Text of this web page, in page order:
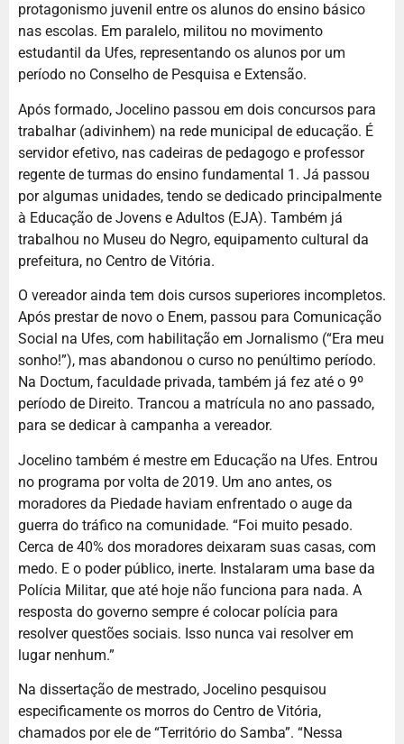
protagonismo juvenil entre os alunos do ensino básico
nas escolas. Em paralelo, militou no movimento
estudantil da Ufes, representando os alunos por um
período no Conselho de Pesquisa e Extensão.
Após formado, Jocelino passou em dois concursos para
trabalhar (adivinhem) na rede municipal de educação. É
servidor efetivo, nas cadeiras de pedagogo e professor
regente de turmas do ensino fundamental 1. Já passou
por algumas unidades, tendo se dedicado principalmente
à Educação de Jovens e Adultos (EJA). Também já
trabalhou no Museu do Negro, equipamento cultural da
prefeitura, no Centro de Vitória.
O vereador ainda tem dois cursos superiores incompletos.
Após prestar de novo o Enem, passou para Comunicação
Social na Ufes, com habilitação em Jornalismo (“Era meu
sonho!”), mas abandonou o curso no penúltimo período.
Na Doctum, faculdade privada, também já fez até o 9º
período de Direito. Trancou a matrícula no ano passado,
para se dedicar à campanha a vereador.
Jocelino também é mestre em Educação na Ufes. Entrou
no programa por volta de 2019. Um ano antes, os
moradores da Piedade haviam enfrentado o auge da
guerra do tráfico na comunidade. “Foi muito pesado.
Cerca de 40% dos moradores deixaram suas casas, com
medo. E o poder público, inerte. Instalaram uma base da
Polícia Militar, que até hoje não funciona para nada. A
resposta do governo sempre é colocar polícia para
resolver questões sociais. Isso nunca vai resolver em
lugar nenhum.”
Na dissertação de mestrado, Jocelino pesquisou
especificamente os morros do Centro de Vitória,
chamados por ele de “Território do Samba”. “Nessa